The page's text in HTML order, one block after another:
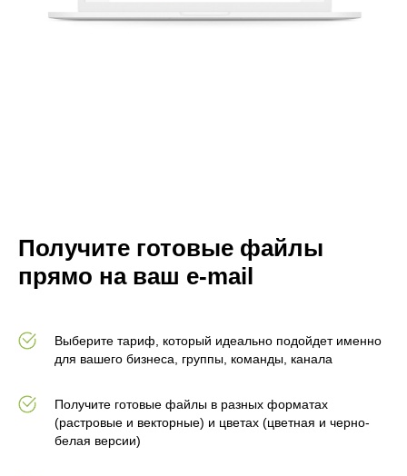
Получите готовые файлы
прямо на ваш e-mail
Выберите тариф, который идеально подойдет именно
для вашего бизнеса, группы, команды, канала
Получите готовые файлы в разных форматах
(растровые и векторные) и цветах (цветная и черно-
белая версии)